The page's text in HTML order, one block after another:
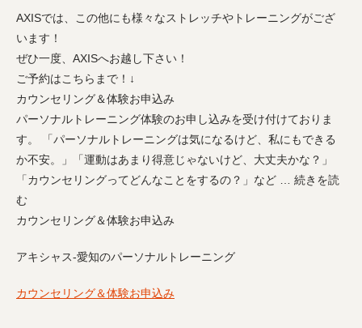
AXISでは、この他にも様々なストレッチやトレーニングがござ
います！
ぜひ一度、AXISへお越し下さい！
ご予約はこちらまで！↓
カウンセリング＆体験お申込み
パーソナルトレーニング体験のお申し込みを受け付けておりま
す。 「パーソナルトレーニングは気になるけど、私にもできる
か不安。」「運動はあまり得意じゃないけど、大丈夫かな？」
「カウンセリングってどんなことをするの？」など … 続きを読
む
カウンセリング＆体験お申込み
アキシャス-愛知のパーソナルトレーニング
カウンセリング＆体験お申込み